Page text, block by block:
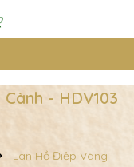
- HDV103
Lan Hồ Điệp Vàng